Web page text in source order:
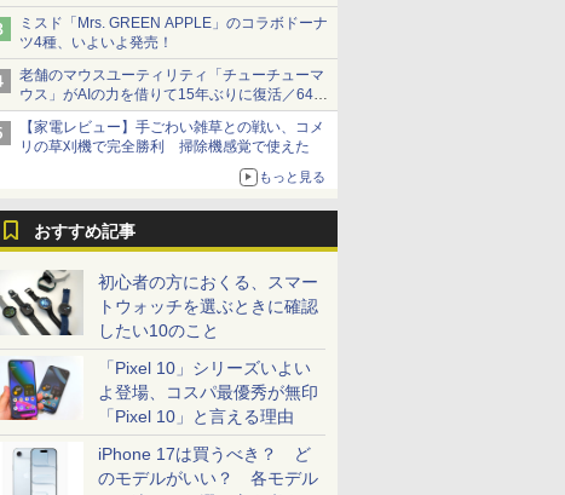
1,500円から受付
ミスド「Mrs. GREEN APPLE」のコラボドーナ
ツ4種、いよいよ発売！
老舗のマウスユーティリティ「チューチューマ
ウス」がAIの力を借りて15年ぶりに復活／64bit
化、Windows 10/11、「Chrome」も走り回
る。復活記念で2026年末まで500円
【家電レビュー】手ごわい雑草との戦い、コメ
リの草刈機で完全勝利 掃除機感覚で使えた
もっと見る
おすすめ記事
初心者の方におくる、スマー
トウォッチを選ぶときに確認
したい10のこと
「Pixel 10」シリーズいよい
よ登場、コスパ最優秀が無印
「Pixel 10」と言える理由
iPhone 17は買うべき？ ど
のモデルがいい？ 各モデル